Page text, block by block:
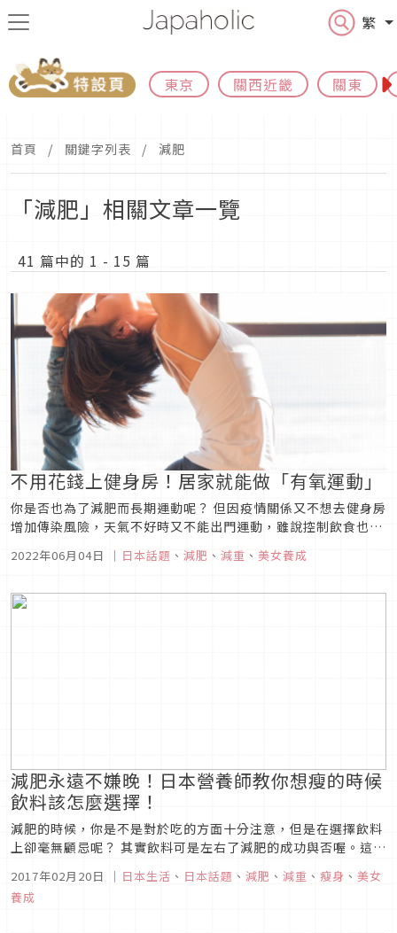
繁
東京 關西近畿 關東
首頁 關鍵字列表 減肥
「減肥」相關文章一覽
41 篇中的 1 - 15 篇
不用花錢上健身房！居家就能做「有氧運動」
你是否也為了減肥而長期運動呢？ 但因疫情關係又不想去健身房
增加傳染風險，天氣不好時又不能出門運動，雖說控制飲食也是
是，這次要介紹給大家的是，只要在家就能實行、且不用任何器
2022年06月04日 ｜ 日本話題 、 減肥 、 減重 、 美女養成
減肥永遠不嫌晚！日本營養師教你想瘦的時候
飲料該怎麼選擇！
減肥的時候，你是不是對於吃的方面十分注意，但是在選擇飲料
上卻毫無顧忌呢？ 其實飲料可是左右了減肥的成功與否喔。這次
中，分別適合喝什麼飲料吧。
2017年02月20日 ｜ 日本生活 、 日本話題 、 減肥 、 減重 、 瘦身 、 美女
養成